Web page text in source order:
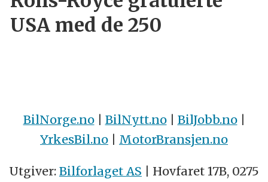
USA med de 250
BilNorge.no| BilNytt.no| BilJobb.no|
YrkesBil.no | MotorBransjen.no
Utgiver: Bilforlaget AS | Hovfaret 17B, 0275